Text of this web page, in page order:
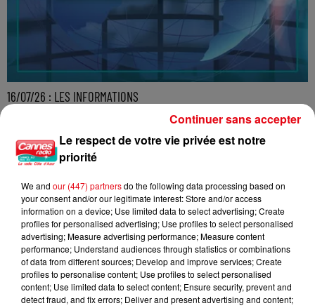
16/07/26 : LES INFORMATIONS
Le respect de votre vie privée est notre
priorité
We and our (447) partnersdo the following data processing based on
your consent and/or our legitimate interest: Store and/or access
information on a device; Use limited data to select advertising; Create
profiles for personalised advertising; Use profiles to select personalised
advertising; Measure advertising performance; Measure content
performance; Understand audiences through statistics or combinations
of data from different sources; Develop and improve services; Create
profiles to personalise content; Use profiles to select personalised
content; Use limited data to select content; Ensure security, prevent and
detect fraud, and fix errors; Deliver and present advertising and content;
Continuer sans accepter